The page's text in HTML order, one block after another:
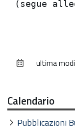
documento
ultima
Calendario
Pubblicazioni